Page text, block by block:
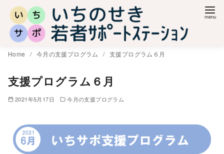
Home 今月の支援プログラム 支援プログラム６月
支援プログラム６月
2021年5月17日 今月の支援プログラム